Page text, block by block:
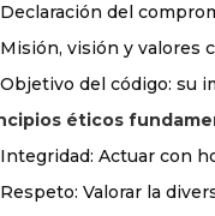
Declaración del
Misión, visión y valores
Objetivo del código: su
éticos
Integridad: Actuar con
Respeto: Valorar la